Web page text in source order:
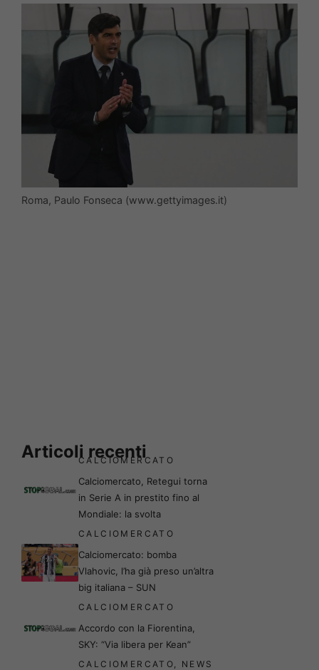
Roma, Paulo Fonseca (www.gettyimages.it)
Articoli recenti
CALCIOMERCATO
Calciomercato, Retegui torna
in Serie A in prestito fino al
Mondiale: la svolta
CALCIOMERCATO
Calciomercato: bomba
Vlahovic, l’ha già preso un’altra
big italiana – SUN
CALCIOMERCATO
Accordo con la Fiorentina,
SKY: “Via libera per Kean”
CALCIOMERCATO NEWS